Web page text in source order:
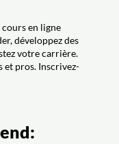
complexes en
(14/15)
16m
les modules pour
?
permettent de
en ligne
développez des
votre carrière.
et pros. Inscrivez-